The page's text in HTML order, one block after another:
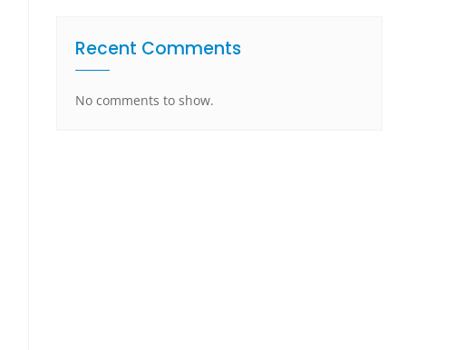
Recent Comments
No comments to show.